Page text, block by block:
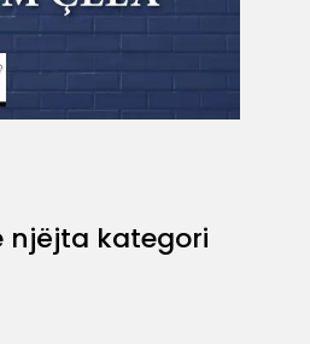
njëjta kategori